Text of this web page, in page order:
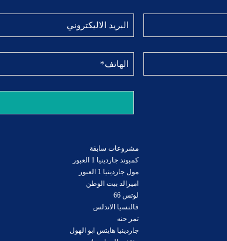
مشروعات سابقة
كمبوند جاردينيا 1 العبور
مول جاردينيا 1 العبور
اميرالد بيت الوطن
لوتس 66
فالنسيا الاندلس
تمر حنه
جاردينيا هايتس ابو الهول